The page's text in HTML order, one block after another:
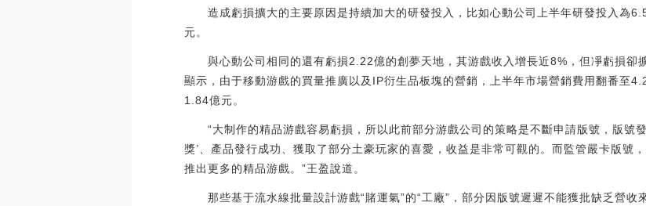
造成虧損擴大的主要原因是持續加大的研發投入，比如心動公司上半年研發投入為
元。
與心動公司相同的還有虧損2.22億的創夢天地，其游戲收入增長近8%，但凈虧損卻
顯示，由于移動游戲的買量推廣以及IP衍生品板塊的營銷，上半年市場營銷費用翻番至
1.84億元。
“大制作的精品游戲容易虧損，所以此前部分游戲公司的策略是不斷申請版號，版號發
獎’、產品發行成功、獲取了部分土豪玩家的喜愛，收益是非常可觀的。而監管嚴卡版號
推出更多的精品游戲。”王盈說道。
那些基于流水線批量設計游戲“賭運氣”的“工廠”，部分因版號遲遲不能獲批缺乏營收